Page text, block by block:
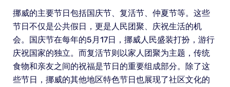
挪威的主要节日包括国庆节、复活节、仲夏节等。这些
节日不仅是公共假日，更是人民团聚、庆祝生活的机
会。国庆节在每年的5月17日，挪威人民盛装打扮，游行
庆祝国家的独立。而复活节则以家人团聚为主题，传统
食物和亲友之间的祝福是节日的重要组成部分。除了这
些节日，挪威的其他地区特色节日也展现了社区文化的